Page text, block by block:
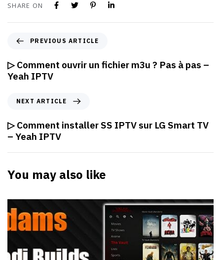
SHARE ON
PREVIOUS ARTICLE
▷ Comment ouvrir un fichier m3u ? Pas à pas –
Yeah IPTV
NEXT ARTICLE
▷ Comment installer SS IPTV sur LG Smart TV
– Yeah IPTV
You may also like